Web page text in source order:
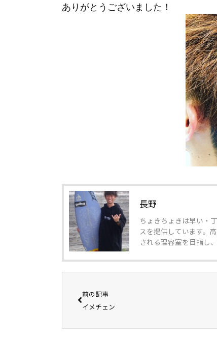
ありがとうございました！
長野
ちょきちょきは早い・
スを提供しています。
される理容室を目指し
前の記事
イメチェン